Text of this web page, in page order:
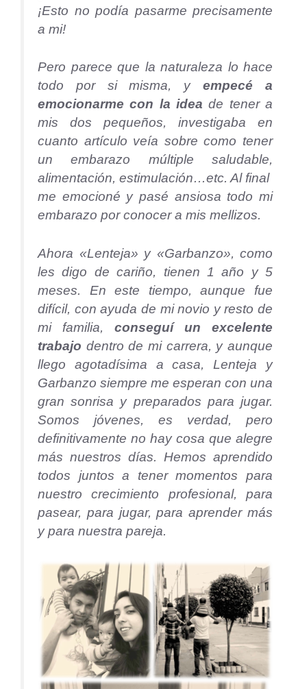
¡Esto no podía pasarme precisamente
a mi!
Pero parece que la naturaleza lo hace
todo por si misma, yempecé a
emocionarme con la idea de tener a
mis dos pequeños, investigaba en
cuanto artículo veía sobre como tener
un embarazo múltiple saludable,
alimentación, estimulación…etc. Al final
me emocioné y pasé ansiosa todo mi
embarazo por conocer a mis mellizos.
Ahora «Lenteja» y «Garbanzo», como
les digo de cariño, tienen 1 año y 5
meses. En este tiempo, aunque fue
difícil, con ayuda de mi novio y resto de
mi familia, conseguí un excelente
trabajo dentro de mi carrera, y aunque
llego agotadísima a casa, Lenteja y
Garbanzo siempre me esperan con una
gran sonrisa y preparados para jugar.
Somos jóvenes, es verdad, pero
definitivamente no hay cosa que alegre
más nuestros días. Hemos aprendido
todos juntos a tener momentos para
nuestro crecimiento profesional, para
pasear, para jugar, para aprender más
y para nuestra pareja.